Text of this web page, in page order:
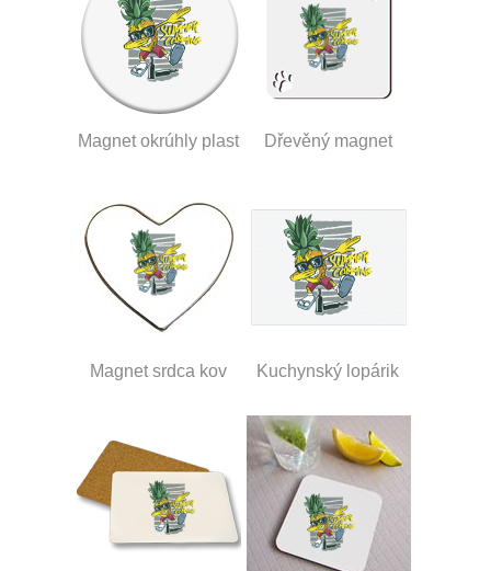
Magnet okrúhly plast Dřevěný magnet
Magnet srdca kov Kuchynský lopárik